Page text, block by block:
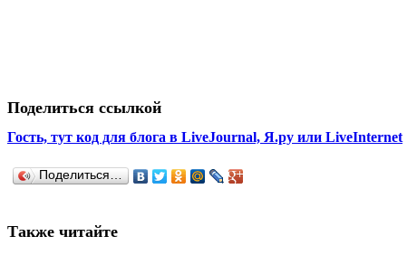
Поделиться ссылкой
Гость, тут код для блога в LiveJournal, Я.ру или LiveInternet
Поделиться…
Также читайте